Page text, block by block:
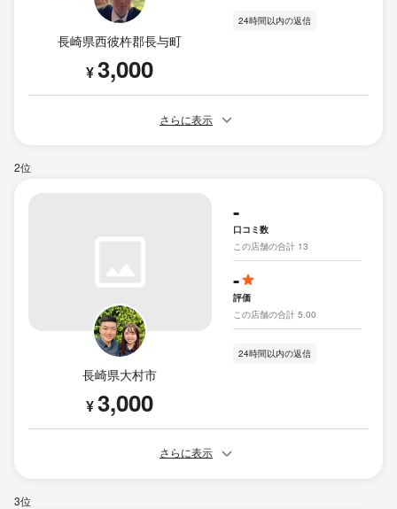
長崎県西彼杵郡長与町
¥3,000
24時間以内の返信
さらに表示
2位
長崎県大村市
¥3,000
-
口コミ数
この店舗の合計 13
-
評価
この店舗の合計 5.00
24時間以内の返信
さらに表示
3位